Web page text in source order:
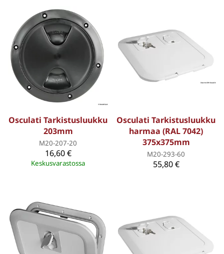
Osculati Tarkistusluukku
203mm
M20-207-20
16,60 €
Keskusvarastossa
Osculati Tarkistusluukku
harmaa (RAL 7042)
375x375mm
M20-293-60
55,80 €